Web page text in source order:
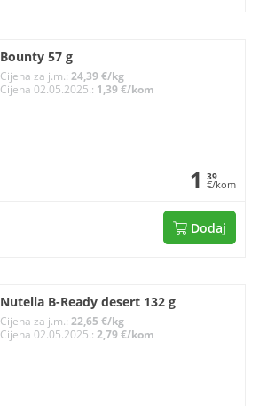
Bounty 57 g
Cijena za j.m.: 24,39 €/kg
Cijena 02.05.2025.: 1,39 €/kom
1 39
€/kom
Dodaj
Nutella B-Ready desert 132 g
Cijena za j.m.: 22,65 €/kg
Cijena 02.05.2025.: 2,79 €/kom